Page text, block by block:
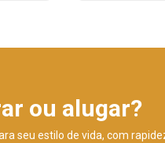
ou alugar?
seu estilo de vida, com